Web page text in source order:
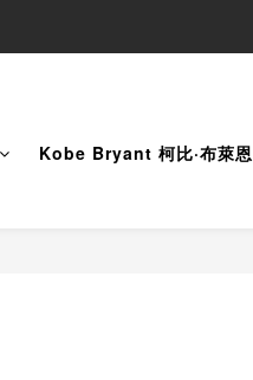
Kobe Bryant 柯比·布萊恩